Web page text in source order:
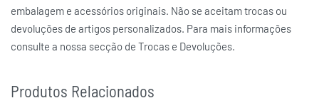
embalagem e acessórios originais. Não se aceitam trocas ou
devoluções de artigos personalizados. Para mais informações
consulte a nossa secção de Trocas e Devoluções.
Produtos Relacionados